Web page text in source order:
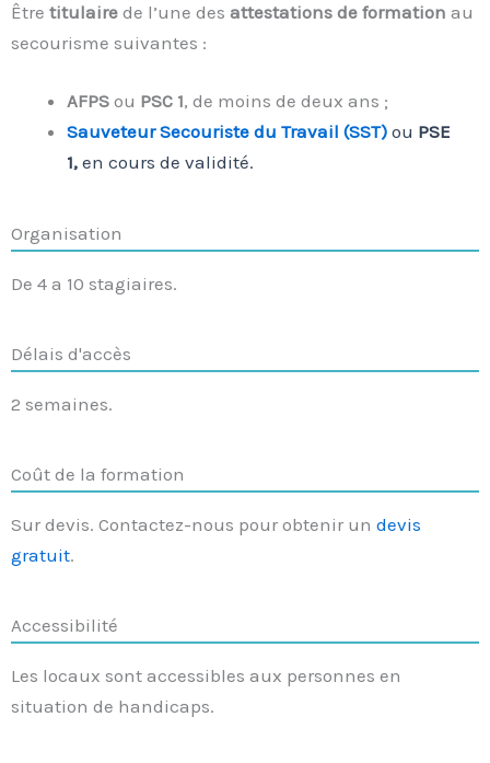
Être titulaire de l’une des attestations de formation au
secourisme suivantes :
AFPS ou PSC 1, de moins de deux ans ;
Sauveteur Secouriste du Travail (SST) ou PSE
1, en cours de validité.
Organisation
De 4 a 10 stagiaires.
Délais d'accès
2 semaines.
Coût de la formation
Sur devis. Contactez-nous pour obtenir un devis
gratuit.
Accessibilité
Les locaux sont accessibles aux personnes en
situation de handicaps.